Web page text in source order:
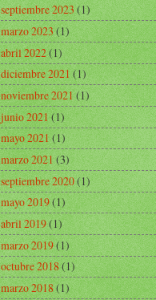
septiembre 2023(1)
marzo 2023(1)
abril 2022(1)
diciembre 2021(1)
noviembre 2021(1)
junio 2021(1)
mayo 2021(1)
marzo 2021(3)
septiembre 2020(1)
mayo 2019(1)
abril 2019(1)
marzo 2019(1)
octubre 2018(1)
marzo 2018(1)